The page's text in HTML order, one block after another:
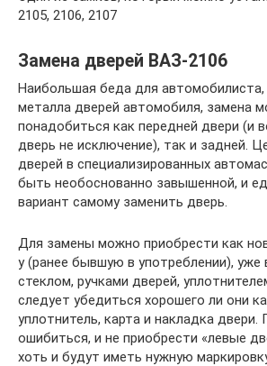
2105, 2106, 2107
Замена дверей ВАЗ-2106
Наибольшая беда для автомобилиста,
металла дверей автомобиля, замена
понадобиться как передней двери (и
дверь не исключение), так и задней.
дверей в специализированных
быть необоснованно завышенной, и
вариант самому заменить дверь.
Для замены можно приобрести как
у (ранее бывшую в употреблении), уже
стеклом, ручками дверей,
следует убедиться хорошего ли они
уплотнитель, карта и накладка двери.
ошибиться, и не приобрести «левые
хоть и будут иметь нужную